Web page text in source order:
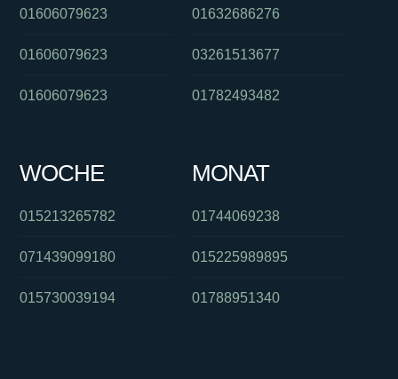
01606079623
01606079623
01606079623
01632686276
03261513677
01782493482
WOCHE
015213265782
071439099180
015730039194
MONAT
01744069238
015225989895
01788951340